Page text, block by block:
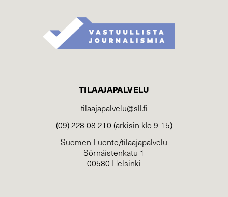
TILAAJAPALVELU
tilaajapalvelu@sll.fi
(09) 228 08 210 (arkisin klo 9-15)
Suomen Luonto/tilaajapalvelu
Sörnäistenkatu 1
00580 Helsinki